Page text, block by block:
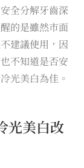
全分解牙齒深
的是雖然市面
建議使用，因
不知道是否安
光美白為佳。
光美白改